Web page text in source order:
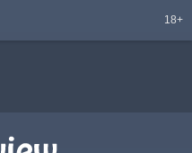
18+